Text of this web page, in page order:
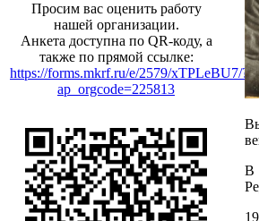
Просим вас оценить работу
нашей организации.
Анкета доступна по QR-коду, а
также по прямой ссылке:
https://forms.mkrf.ru/e/2579/xTPLeBU7/?
ap_orgcode=225813
В